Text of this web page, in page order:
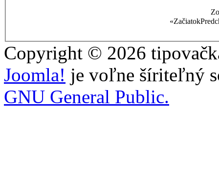
«Začiatok
Copyright © 2026
Joomla! je voľne šíriteľný
GNU General Public.